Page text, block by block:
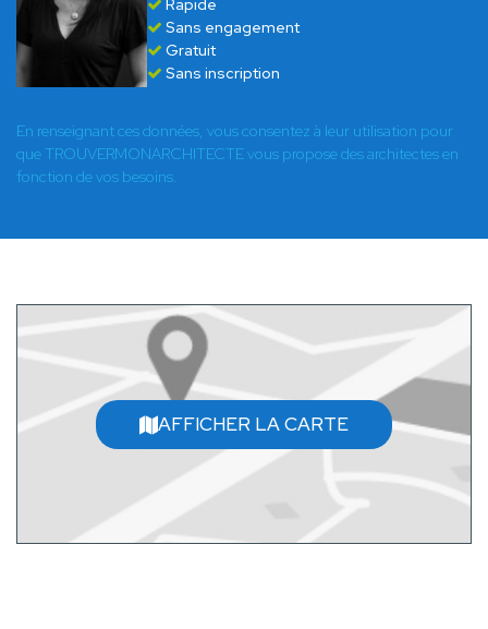
Rapide
Sans engagement
Gratuit
Sans inscription
En renseignant ces données, vous consentez à leur utilisation pour
que TROUVERMONARCHITECTE vous propose des architectes en
fonction de vos besoins.
AFFICHER LA CARTE